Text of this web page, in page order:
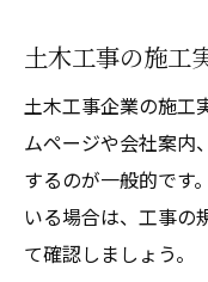
土木工事の施工
土木工事企業の施工
ムページや会社案内
するのが一般的です
いる場合は、工事の
て確認しましょう。